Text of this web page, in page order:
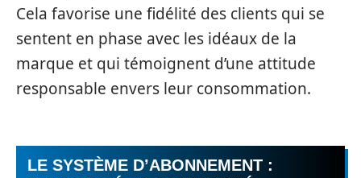
Cela favorise une fidélité des clients qui se
sentent en phase avec les idéaux de la
marque et qui témoignent d’une attitude
responsable envers leur consommation.
LE SYSTÈME D’ABONNEMENT :